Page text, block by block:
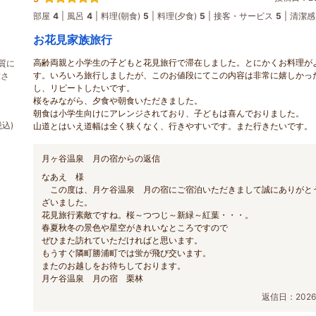
に
)
部屋 4 風呂 4 料理(朝食) 5 料理(夕食) 5 接客・サービス 5 清潔感
お花見家族旅行
高齢両親と小学生の子どもと花見旅行で滞在しました。とにかくお料理が
す。いろいろ旅行しましたが、このお値段にてこの内容は非常に嬉しかっ
し、リピートしたいです。
桜をみながら、夕食や朝食いただきました。
朝食は小学生向けにアレンジされており、子どもは喜んでおりました。
山道とはいえ道幅は全く狭くなく、行きやすいです。また行きたいです。
月ヶ谷温泉 月の宿からの返信
なあえ 様
この度は、月ケ谷温泉 月の宿にご宿泊いただきまして誠にありがと
ざいました。
花見旅行素敵ですね。桜～つつじ～新緑～紅葉・・・。
春夏秋冬の景色や星空がきれいなところですので
ぜひまた訪れていただければと思います。
もうすぐ隣町勝浦町では蛍が飛び交います。
またのお越しをお待ちしております。
月ケ谷温泉 月の宿 栗林
返信日：